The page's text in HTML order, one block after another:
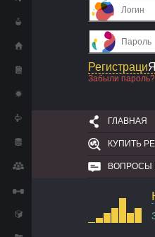
РегистрациЯ
Забыли пароль?
ГЛАВНАЯ
КУПИТЬ
ВОПРОСЫ